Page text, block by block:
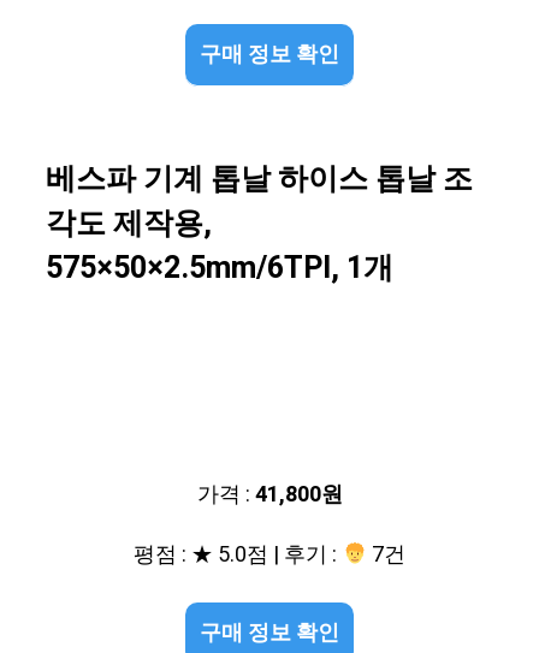
구매 정보 확인
베스파 기계 톱날 하이스 톱날 조
각도 제작용,
575×50×2.5mm/6TPI, 1개
가격 :41,800원
평점 : ★ 5.0점 | 후기 :
7건
구매 정보 확인